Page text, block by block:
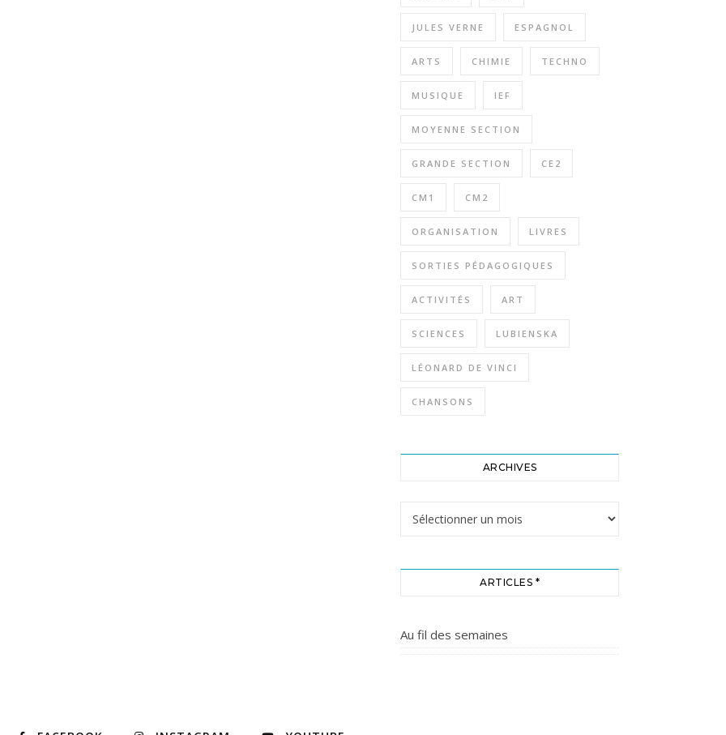
JULES VERNE ESPAGNOL
ARTS CHIMIE TECHNO
MUSIQUE IEF
MOYENNE SECTION
GRANDE SECTION CE2
CM1 CM2
ORGANISATION LIVRES
SORTIES PÉDAGOGIQUES
ACTIVITÉS ART
SCIENCES LUBIENSKA
LÉONARD DE VINCI
CHANSONS
ARCHIVES
ARTICLES *
Au fil des semaines